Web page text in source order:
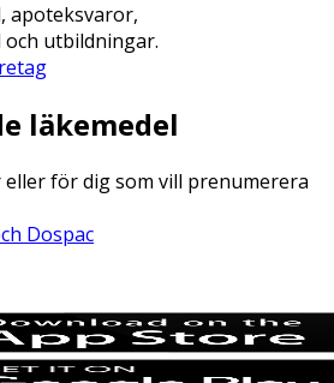
apoteksvaror,
utbildningar.
läkemedel
för dig som vill prenumerera
Dospac